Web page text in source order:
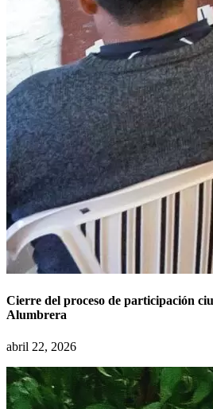
Cierre del proceso de participación
Alumbrera
abril 22, 2026